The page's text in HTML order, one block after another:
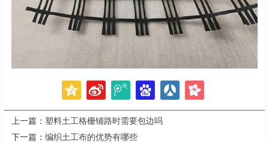
上一篇： 塑料土工格栅铺路时需要包边吗
下一篇： 编织土工布的优势有哪些